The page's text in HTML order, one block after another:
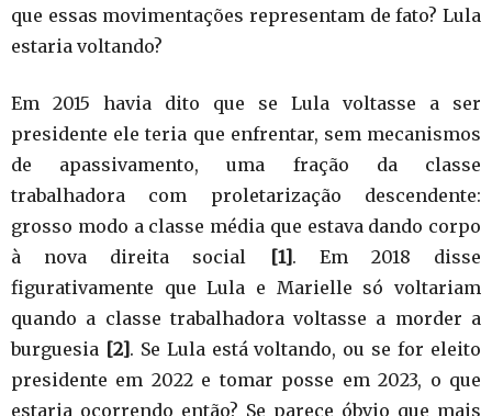
que essas movimentações representam de fato? Lula
estaria voltando?
Em 2015 havia dito que se Lula voltasse a ser
presidente ele teria que enfrentar, sem mecanismos
de apassivamento, uma fração da classe
trabalhadora com proletarização descendente:
grosso modo a classe média que estava dando corpo
à nova direita social
[1] . Em 2018 disse
figurativamente que Lula e Marielle só voltariam
quando a classe trabalhadora voltasse a morder a
burguesia [2] . Se Lula está voltando, ou se for eleito
presidente em 2022 e tomar posse em 2023, o que
estaria ocorrendo então? Se parece óbvio que mais